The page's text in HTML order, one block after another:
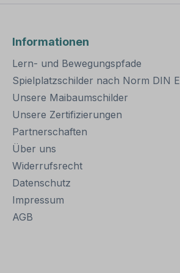
gebeten, um
schädigen oder
verschrecken.
des
/
Text – VZ-PR-
Flachform,
grüne
schwarzes
überall
montiert
eine
in Form
Informationen
Lern- und Bewegungspfade
Spielplatzschilder nach Norm DIN
Unsere Maibaumschilder
Unsere Zertifizierungen
Partnerschaften
Über uns
Widerrufsrecht
Datenschutz
Impressum
AGB